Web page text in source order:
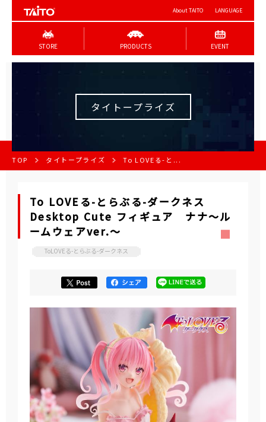
About TAITO LANGUAGE
STORE PRODUCTS EVENT
タイトープライズ
TOP タイトープライズ To LOVEる-と...
To LOVEる-とらぶる-ダークネス
Desktop Cute フィギュア ナナ～ル
ームウェアver.～
ToLOVEる-とらぶる-ダークネス